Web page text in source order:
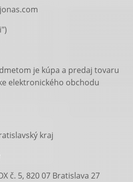
je kúpa a predaj tovaru
elektronického obchodu
kraj
č. 5, 820 07 Bratislava 27